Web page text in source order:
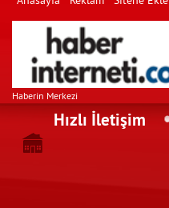
Haberin Merkezi
Hızlı İletişim